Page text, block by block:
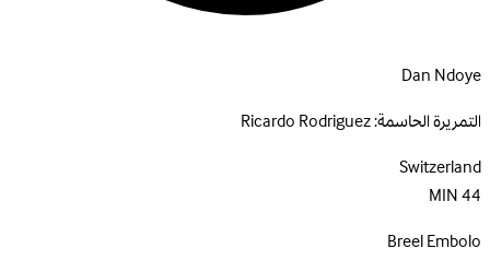
Dan Ndoye
التمريرة الحاسمة:Ricardo Rodriguez
Switzerland
44
MIN
Breel Embolo